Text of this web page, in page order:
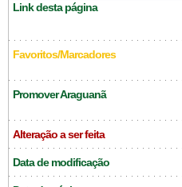
Link desta página
Favoritos/Marcadores
Promover Araguanã
Alteração a ser feita
Data de modificação